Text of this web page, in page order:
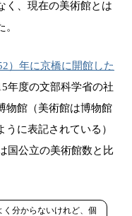
く、現在の美術館とは
）年に京橋に開館した
年度の文部科学省の社
物館（美術館は博物館
に表記されている）
国公立の美術館数と比
く分からないけれど、個